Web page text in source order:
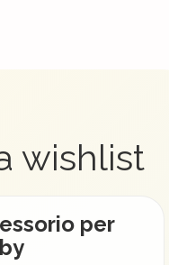
wishlist
per